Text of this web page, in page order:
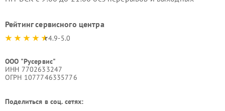
Рейтинг сервисного центра
4.9-5.0
ООО "Русервис"
ИНН 7702633247
ОГРН 1077746335776
Поделиться в соц. сетях: